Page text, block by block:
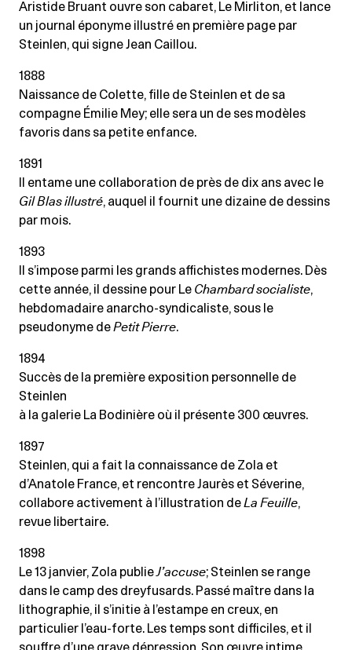
Aristide Bruant ouvre son cabaret, Le Mirliton, et lance
un journal éponyme illustré en première page par
Steinlen, qui signe Jean Caillou.
1888
Naissance de Colette, fille de Steinlen et de sa
compagne Émilie Mey; elle sera un de ses modèles
favoris dans sa petite enfance.
1891
Il entame une collaboration de près de dix ans avec le
Gil Blas illustré, auquel il fournit une dizaine de dessins
par mois.
1893
Il s’impose parmi les grands affichistes modernes. Dès
cette année, il dessine pour Le Chambard socialiste,
hebdomadaire anarcho-syndicaliste, sous le
pseudonyme dePetit Pierre.
1894
Succès de la première exposition personnelle de
Steinlen
à la galerie La Bodinière où il présente 300 œuvres.
1897
Steinlen, qui a fait la connaissance de Zola et
d’Anatole France, et rencontre Jaurès et Séverine,
collabore activement à l’illustration deLa Feuille,
revue libertaire.
1898
Le 13 janvier, Zola publieJ’accuse; Steinlen se range
dans le camp des dreyfusards. Passé maître dans la
lithographie, il s’initie à l’estampe en creux, en
particulier l’eau-forte. Les temps sont difficiles, et il